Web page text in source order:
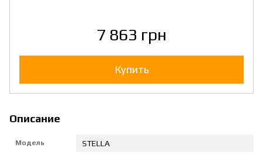
7 863 грн
Купить
Описание
Модель STELLA